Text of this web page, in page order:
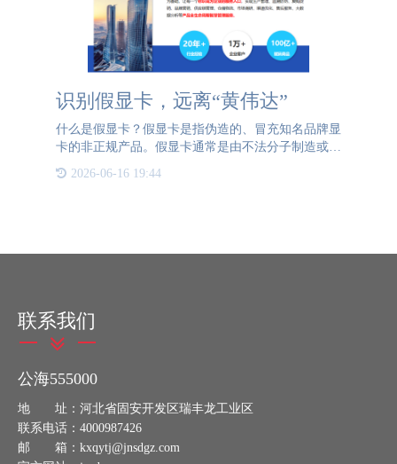
识别假显卡，远离“黄伟达”
什么是假显卡？假显卡是指伪造的、冒充知名品牌显
卡的非正规产品。假显卡通常是由不法分子制造或销
芯片等手段来使其看起来像是正品显卡，但实际上在
2026-06-16 19:44
联系我们
公海555000
地 址：河北省固安开发区瑞丰龙工业区
联系电话：4000987426
邮 箱：kxqytj@jnsdgz.com